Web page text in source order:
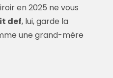
en 2025 ne vous
def, lui, garde la
une grand-mère